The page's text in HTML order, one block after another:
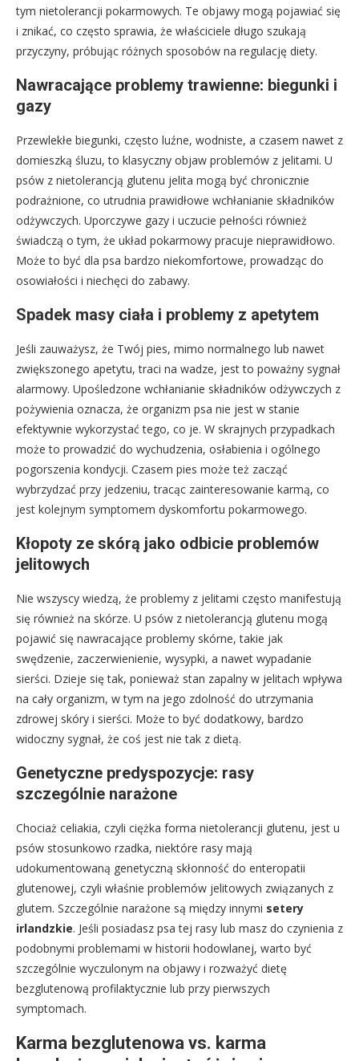
tym nietolerancji pokarmowych. Te objawy mogą pojawiać się
i znikać, co często sprawia, że właściciele długo szukają
przyczyny, próbując różnych sposobów na regulację diety.
Nawracające problemy trawienne: biegunki i
gazy
Przewlekłe biegunki, często luźne, wodniste, a czasem nawet z
domieszką śluzu, to klasyczny objaw problemów z jelitami. U
psów z nietolerancją glutenu jelita mogą być chronicznie
podrażnione, co utrudnia prawidłowe wchłanianie składników
odżywczych. Uporczywe gazy i uczucie pełności również
świadczą o tym, że układ pokarmowy pracuje nieprawidłowo.
Może to być dla psa bardzo niekomfortowe, prowadząc do
osowiałości i niechęci do zabawy.
Spadek masy ciała i problemy z apetytem
Jeśli zauważysz, że Twój pies, mimo normalnego lub nawet
zwiększonego apetytu, traci na wadze, jest to poważny sygnał
alarmowy. Upośledzone wchłanianie składników odżywczych z
pożywienia oznacza, że organizm psa nie jest w stanie
efektywnie wykorzystać tego, co je. W skrajnych przypadkach
może to prowadzić do wychudzenia, osłabienia i ogólnego
pogorszenia kondycji. Czasem pies może też zacząć
wybrzydzać przy jedzeniu, tracąc zainteresowanie karmą, co
jest kolejnym symptomem dyskomfortu pokarmowego.
Kłopoty ze skórą jako odbicie problemów
jelitowych
Nie wszyscy wiedzą, że problemy z jelitami często manifestują
się również na skórze. U psów z nietolerancją glutenu mogą
pojawić się nawracające problemy skórne, takie jak
swędzenie, zaczerwienienie, wysypki, a nawet wypadanie
sierści. Dzieje się tak, ponieważ stan zapalny w jelitach wpływa
na cały organizm, w tym na jego zdolność do utrzymania
zdrowej skóry i sierści. Może to być dodatkowy, bardzo
widoczny sygnał, że coś jest nie tak z dietą.
Genetyczne predyspozycje: rasy
szczególnie narażone
Chociaż celiakia, czyli ciężka forma nietolerancji glutenu, jest u
psów stosunkowo rzadka, niektóre rasy mają
udokumentowaną genetyczną skłonność do enteropatii
glutenowej, czyli właśnie problemów jelitowych związanych z
glutem. Szczególnie narażone są między innymi setery
irlandzkie. Jeśli posiadasz psa tej rasy lub masz do czynienia z
podobnymi problemami w historii hodowlanej, warto być
szczególnie wyczulonym na objawy i rozważyć dietę
bezglutenową profilaktycznie lub przy pierwszych
symptomach.
Karma bezglutenowa vs. karma